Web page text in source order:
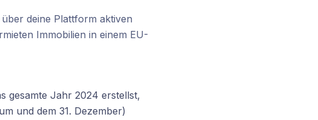
deine Plattform aktiven
Immobilien in einem EU-
gesamte Jahr 2024 erstellst,
und dem 31. Dezember)